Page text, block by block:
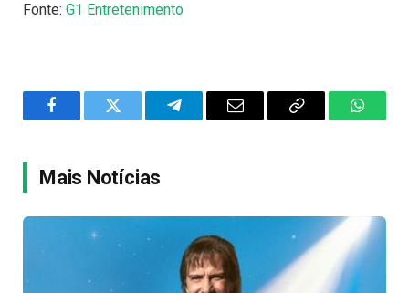
Fonte: G1 Entretenimento
FacebookTwitter TelegramEmail
Copy
Mais Notícias